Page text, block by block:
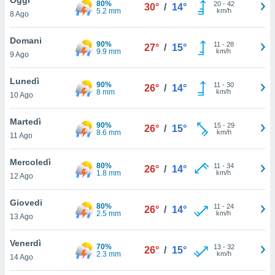
è
al sito
di
ci
di
il
un
la
nella
8 Ago
80%
5.2 mm
30° / 14° 20- 42
km/h
Domani
9 Ago
90%
9.9 mm
27° / 15° 11 - 28
km/h
Lunedì
10 Ago
90%
8 mm
26° / 14° 11 - 30
km/h
Martedì
11 Ago
90%
8.6 mm
26° / 15° 15- 29
km/h
Mercoledì
12 Ago
80%
1.8 mm
26° / 14° 11 - 34
km/h
Giovedi
13 Ago
80%
2.5 mm
26° / 14° 11 - 24
km/h
Venerdì
14 Ago
70%
2.3 mm
26° / 15° 13- 32
km/h